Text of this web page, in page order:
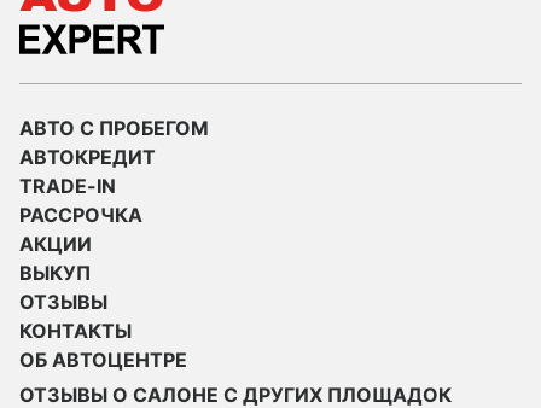
АВТО С ПРОБЕГОМ
АВТОКРЕДИТ
TRADE-IN
РАССРОЧКА
АКЦИИ
ВЫКУП
ОТЗЫВЫ
КОНТАКТЫ
ОБ АВТОЦЕНТРЕ
ОТЗЫВЫ О САЛОНЕ С ДРУГИХ ПЛОЩАДОК